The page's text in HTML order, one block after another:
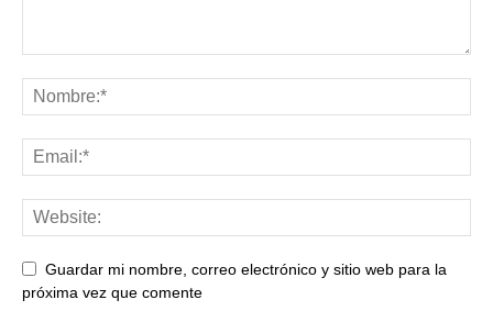
Guardar mi nombre, correo electrónico y sitio web para la
próxima vez que comente